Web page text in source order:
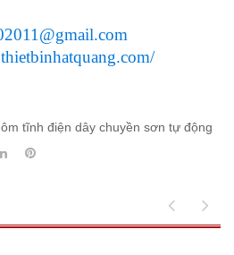
tĩnh điện dây chuyền sơn tự động